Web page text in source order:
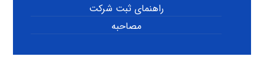
راهنمای ثبت شرکت
مصاحبه